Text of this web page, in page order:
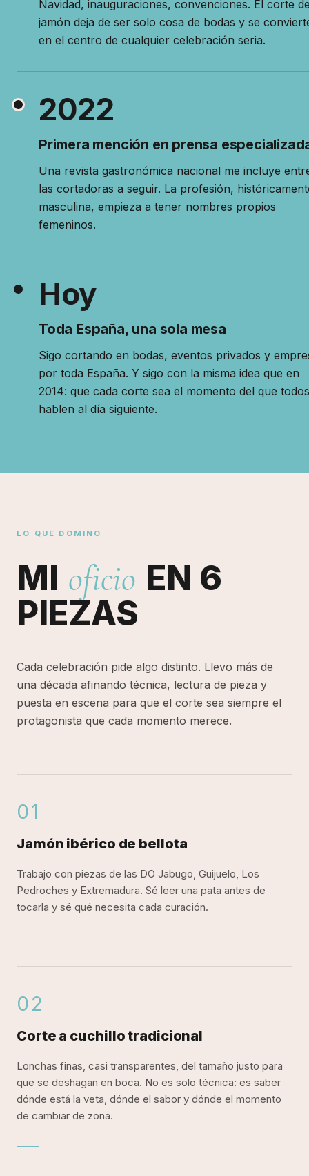
Navidad, inauguraciones, convenciones. El corte
jamón deja de ser solo cosa de bodas y se
en el centro de cualquier celebración seria.
2022
Primera mención en prensa
Una revista gastronómica nacional me incluye
las cortadoras a seguir. La profesión,
masculina, empieza a tener nombres propios
femeninos.
Hoy
Toda España, una sola mesa
Sigo cortando en bodas, eventos privados y
por toda España. Y sigo con la misma idea que en
2014: que cada corte sea el momento del que todos
hablen al día siguiente.
LO QUE DOMINO
MI oficio EN 6
PIEZAS
Cada celebración pide algo distinto. Llevo más de
una década afinando técnica, lectura de pieza y
puesta en escena para que el corte sea siempre el
protagonista que cada momento merece.
01
Jamón ibérico de bellota
Trabajo con piezas de las DO Jabugo, Guijuelo, Los
Pedroches y Extremadura. Sé leer una pata antes de
tocarla y sé qué necesita cada curación.
Mireia Sanchis es cortadora profesional de jamón
02
Corte a cuchillo tradicional
Lonchas finas, casi transparentes, del tamaño justo para
que se deshagan en boca. No es solo técnica: es saber
dónde está la veta, dónde el sabor y dónde el momento
de cambiar de zona.
Mireia Sanchis domina el corte a cuchillo